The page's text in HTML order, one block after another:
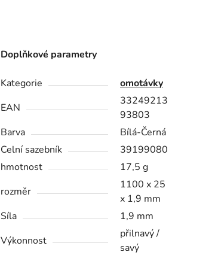
Doplňkové parametry
Kategorie
omotávky
EAN
33249213
93803
Barva
Bílá-Černá
Celní sazebník
39199080
hmotnost
17,5 g
rozměr
1100 x 25
x 1,9 mm
Síla
1,9 mm
Výkonnost
přilnavý /
savý